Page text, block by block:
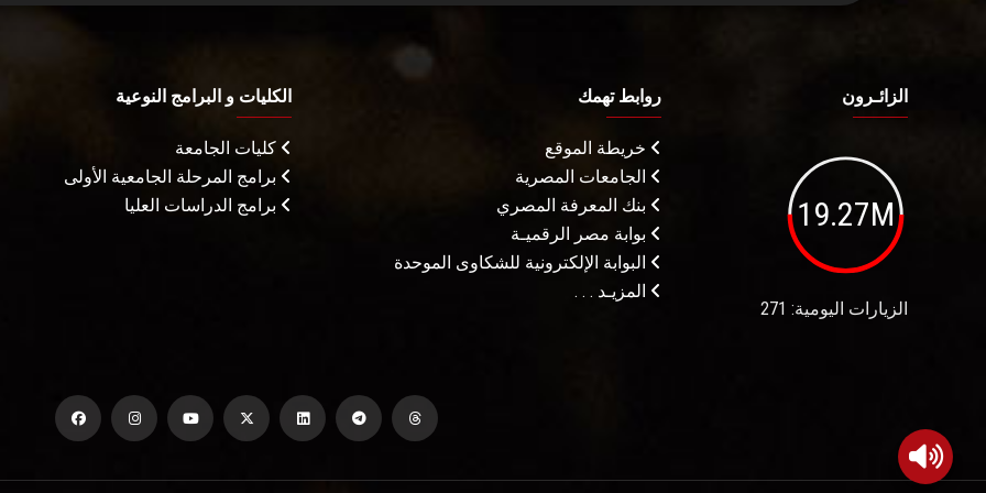
الزائـرون
19.27M
الزيارات اليومية: 271
روابط تهمك
خريطة الموقع
الجامعات المصرية
بنك المعرفة المصري
بوابة مصر الرقميـة
البوابة الإلكترونية للشكاوى الموحدة
المزيـد . . .
الكليات و البرامج النوعية
كليات الجامعة
برامج المرحلة الجامعية الأولى
برامج الدراسات العليا